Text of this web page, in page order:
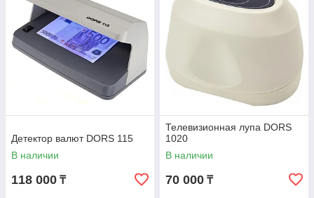
Детектор валют DORS 115
В наличии
118 000 ₸
Телевизионная лупа DORS
1020
В наличии
70 000 ₸